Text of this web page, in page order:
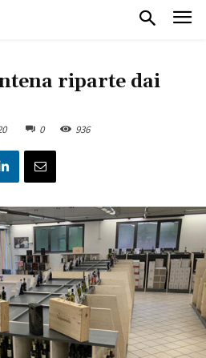
riparte dai
0 936